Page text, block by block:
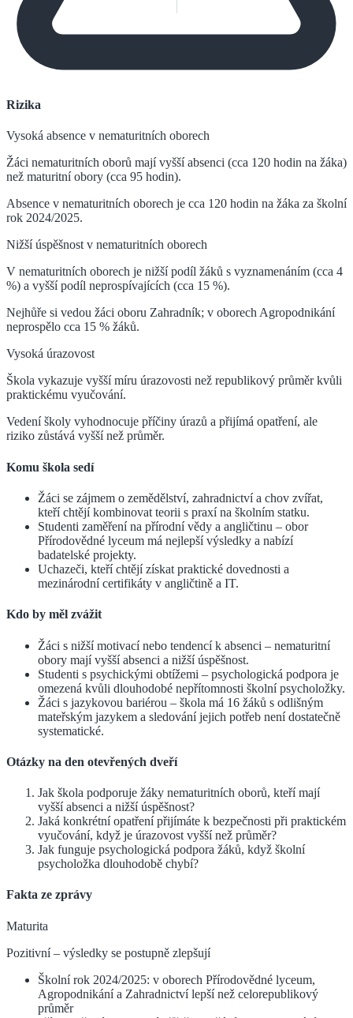
Rizika
Vysoká absence v nematuritních oborech
Žáci nematuritních oborů mají vyšší absenci (cca 120 hodin na žáka)
než maturitní obory (cca 95 hodin).
Absence v nematuritních oborech je cca 120 hodin na žáka za školní
rok 2024/2025.
Nižší úspěšnost v nematuritních oborech
V nematuritních oborech je nižší podíl žáků s vyznamenáním (cca 4
%) a vyšší podíl neprospívajících (cca 15 %).
Nejhůře si vedou žáci oboru Zahradník; v oborech Agropodnikání
neprospělo cca 15 % žáků.
Vysoká úrazovost
Škola vykazuje vyšší míru úrazovosti než republikový průměr kvůli
praktickému vyučování.
Vedení školy vyhodnocuje příčiny úrazů a přijímá opatření, ale
riziko zůstává vyšší než průměr.
Komu škola sedí
Žáci se zájmem o zemědělství, zahradnictví a chov zvířat,
kteří chtějí kombinovat teorii s praxí na školním statku.
Studenti zaměření na přírodní vědy a angličtinu – obor
Přírodovědné lyceum má nejlepší výsledky a nabízí
badatelské projekty.
Uchazeči, kteří chtějí získat praktické dovednosti a
mezinárodní certifikáty v angličtině a IT.
Kdo by měl zvážit
Žáci s nižší motivací nebo tendencí k absenci – nematuritní
obory mají vyšší absenci a nižší úspěšnost.
Studenti s psychickými obtížemi – psychologická podpora je
omezená kvůli dlouhodobé nepřítomnosti školní psycholožky.
Žáci s jazykovou bariérou – škola má 16 žáků s odlišným
mateřským jazykem a sledování jejich potřeb není dostatečně
systematické.
Otázky na den otevřených dveří
Jak škola podporuje žáky nematuritních oborů, kteří mají
vyšší absenci a nižší úspěšnost?
Jaká konkrétní opatření přijímáte k bezpečnosti při praktickém
vyučování, když je úrazovost vyšší než průměr?
Jak funguje psychologická podpora žáků, když školní
psycholožka dlouhodobě chybí?
Fakta ze zprávy
Maturita
Pozitivní – výsledky se postupně zlepšují
Školní rok 2024/2025: v oborech Přírodovědné lyceum,
Agropodnikání a Zahradnictví lepší než celorepublikový
průměr